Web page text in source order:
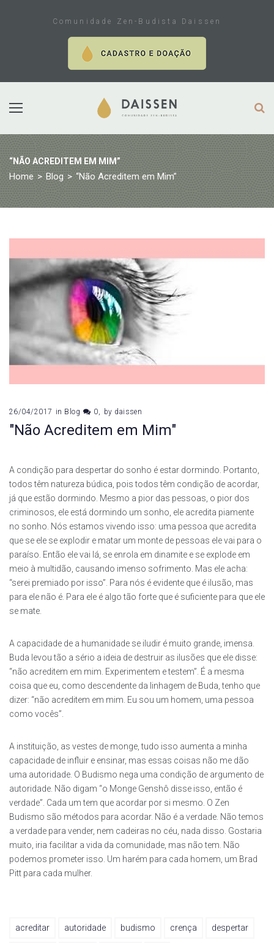
Comunidade Zen-Budista Daissen
“NÃO ACREDITEM EM MIM”
Home > Blog > “Não Acreditem em Mim”
26/04/2017 in Blog 0 by daissen
"Não Acreditem em Mim"
A condição para despertar do sonho é estar dormindo. Portanto,
todos têm natureza búdica, pois todos têm condição de acordar,
já que estão dormindo. Mesmo a pior das pessoas, o pior dos
criminosos, ele está dormindo um sonho, ele acredita piamente
no sonho. Nós estamos vivendo isso: uma pessoa que acredita
que se ele se explodir e matar um monte de pessoas ele vai para o
paraíso. Então ele vai lá, se enrola em dinamite e se explode em
meio à multidão, causando imenso sofrimento. Mas ele acha:
“serei premiado por isso”. Para nós é evidente que é ilusão, mas
para ele não é. Para ele é algo tão forte que é suficiente para que ele
se mate.
A capacidade de a humanidade se iludir é muito grande, imensa.
Buda levou tão a sério a ideia de destruir as ilusões que ele disse:
“não acreditem em mim. Experimentem e testem”. É a mesma
coisa que eu, como descendente da linhagem de Buda, tenho que
dizer: “não acreditem em mim. Eu sou um homem, uma pessoa
como vocês”.
A instituição, as vestes de monge, tudo isso aumenta a minha
capacidade de influir e ensinar, mas essas coisas não me dão
uma autoridade. O Budismo nega uma condição de argumento de
autoridade. Não digam “o Monge Genshô disse isso, então é
verdade”. Cada um tem que acordar por si mesmo. O Zen
Budismo são métodos para acordar. Não é a verdade. Não temos
a verdade para vender, nem cadeiras no céu, nada disso. Gostaria
muito, iria facilitar a vida da comunidade, mas não tem. Não
podemos prometer isso. Um harém para cada homem, um Brad
Pitt para cada mulher.
acreditar autoridade budismo crença despertar